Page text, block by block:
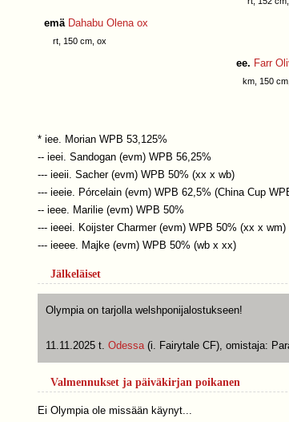
emä Dahabu Olena ox
rt, 150 cm, ox
ee. Farr
km, 150
* iee. Morian WPB 53,125%
-- ieei. Sandogan (evm) WPB 56,25%
--- ieeii. Sacher (evm) WPB 50% (xx x wb)
--- ieeie. Pórcelain (evm) WPB 62,5% (China Cup
-- ieee. Marilie (evm) WPB 50%
--- ieeei. Koijster Charmer (evm) WPB 50% (xx x wm)
--- ieeee. Majke (evm) WPB 50% (wb x xx)
Jälkeläiset
Olympia on tarjolla welshponijalostukseen!
11.11.2025 t. Odessa(i. Fairytale CF), omistaja:
Valmennukset ja päiväkirjan poikanen
Ei Olympia ole missään käynyt...